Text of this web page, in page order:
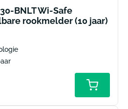
BNLT Wi-Safe
rookmelder (10 jaar)
aan